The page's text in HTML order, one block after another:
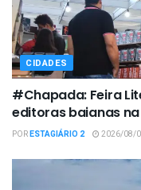
CIDADES
#Chapada: Feira
editoras baianas
PORESTAGIÁRIO 2 2026/08/